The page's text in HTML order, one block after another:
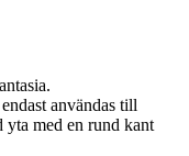
användas till
yta med en rund kant